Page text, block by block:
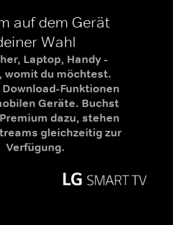
auf dem Gerät
Wahl
Laptop, Handy -
womit du möchtest.
Funktionen
Geräte. Buchst
dazu, stehen
gleichzeitig zur
Verfügung.